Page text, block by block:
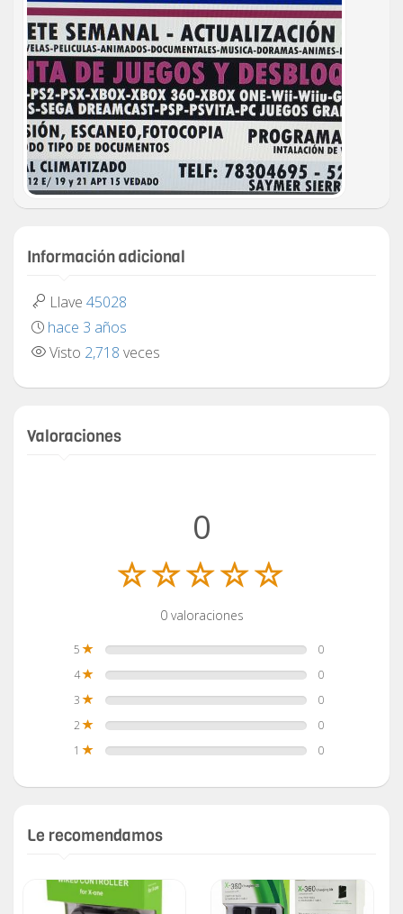
Información adicional
Llave 45028
hace 3 años
Visto 2,718 veces
Valoraciones
0
0 valoraciones
5
0
4
0
3
0
2
0
1
0
Le recomendamos